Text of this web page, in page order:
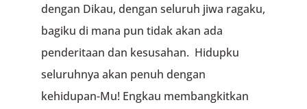
dengan Dikau, dengan seluruh jiwa ragaku,
bagiku di mana pun tidak akan ada
penderitaan dan kesusahan. Hidupku
seluruhnya akan penuh dengan
kehidupan-Mu! Engkau membangkitkan